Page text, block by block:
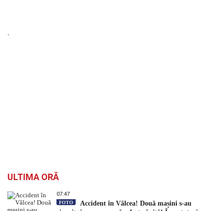
`
ULTIMA ORĂ
07:47
FOTO
Accident în Vâlcea! Două mașini s-au